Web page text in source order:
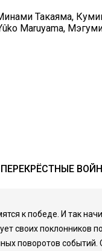
Такаяма,
Maruyama,
к победе. И так
своих поклонников
поворотов